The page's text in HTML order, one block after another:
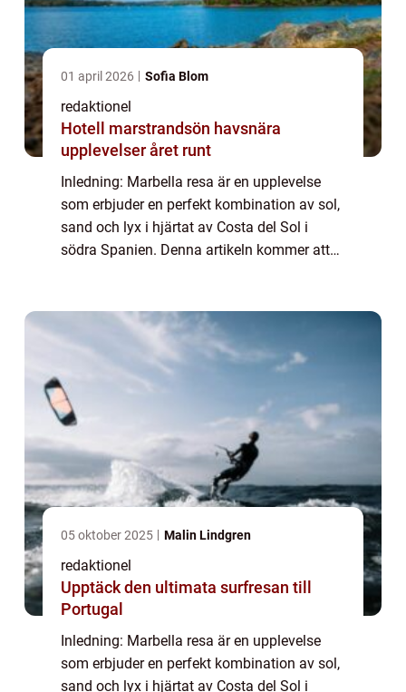
01 april 2026 Sofia Blom
redaktionel
Hotell marstrandsön havsnära
upplevelser året runt
Inledning: Marbella resa är en upplevelse
som erbjuder en perfekt kombination av sol,
sand och lyx i hjärtat av Costa del Sol i
södra Spanien. Denna artikeln kommer att
05 oktober 2025 Malin Lindgren
redaktionel
Upptäck den ultimata surfresan till
Portugal
Inledning: Marbella resa är en upplevelse
som erbjuder en perfekt kombination av sol,
sand och lyx i hjärtat av Costa del Sol i